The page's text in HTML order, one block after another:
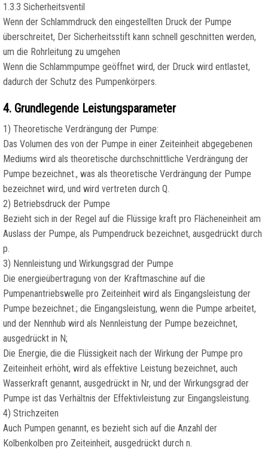
1.3.3 Sicherheitsventil
Wenn der Schlammdruck den eingestellten Druck der Pumpe
überschreitet, Der Sicherheitsstift kann schnell geschnitten werden,
um die Rohrleitung zu umgehen
Wenn die Schlammpumpe geöffnet wird, der Druck wird entlastet,
dadurch der Schutz des Pumpenkörpers.
4. Grundlegende Leistungsparameter
1) Theoretische Verdrängung der Pumpe:
Das Volumen des von der Pumpe in einer Zeiteinheit abgegebenen
Mediums wird als theoretische durchschnittliche Verdrängung der
Pumpe bezeichnet., was als theoretische Verdrängung der Pumpe
bezeichnet wird, und wird vertreten durch Q.
2) Betriebsdruck der Pumpe
Bezieht sich in der Regel auf die Flüssige kraft pro Flächeneinheit am
Auslass der Pumpe, als Pumpendruck bezeichnet, ausgedrückt durch
p.
3) Nennleistung und Wirkungsgrad der Pumpe
Die energieübertragung von der Kraftmaschine auf die
Pumpenantriebswelle pro Zeiteinheit wird als Eingangsleistung der
Pumpe bezeichnet.; die Eingangsleistung, wenn die Pumpe arbeitet,
und der Nennhub wird als Nennleistung der Pumpe bezeichnet,
ausgedrückt in N;
Die Energie, die die Flüssigkeit nach der Wirkung der Pumpe pro
Zeiteinheit erhöht, wird als effektive Leistung bezeichnet, auch
Wasserkraft genannt, ausgedrückt in Nr, und der Wirkungsgrad der
Pumpe ist das Verhältnis der Effektivleistung zur Eingangsleistung.
4) Strichzeiten
Auch Pumpen genannt, es bezieht sich auf die Anzahl der
Kolbenkolben pro Zeiteinheit, ausgedrückt durch n.